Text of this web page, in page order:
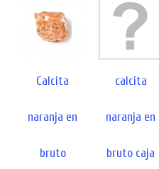
Calcita
naranja en
bruto
calcita
naranja en
bruto caja